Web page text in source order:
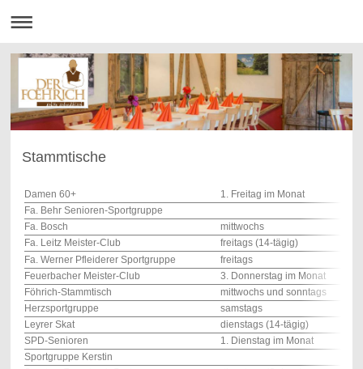
Stammtische
Damen 60+
1. Freitag im Monat
Fa. Behr Senioren-Sportgruppe
Fa. Bosch
mittwochs
Fa. Leitz Meister-Club
freitags (14-tägig)
Fa. Werner Pfleiderer Sportgruppe
freitags
Feuerbacher Meister-Club
3. Donnerstag im Monat
Föhrich-Stammtisch
mittwochs und sonntags
Herzsportgruppe
samstags
Leyrer Skat
dienstags (14-tägig)
SPD-Senioren
1. Dienstag im Monat
Sportgruppe Kerstin